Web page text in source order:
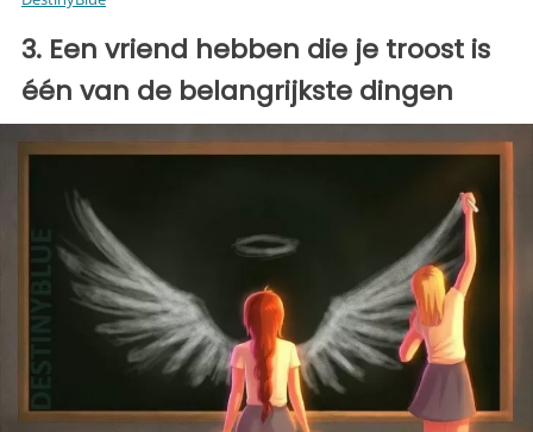
3. Een vriend hebben die je troost is
één van de belangrijkste dingen